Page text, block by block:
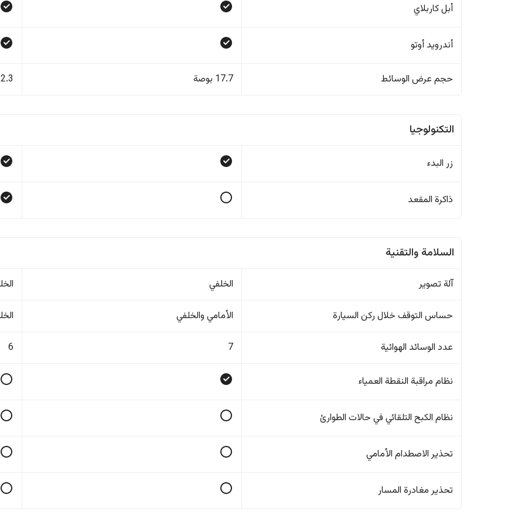
أبل كاربلاي
أندرويد أوتو
حجم عرض الوسائط 17.7 بوصة 12.3
التكنولوجيا
زر البدء
ذاكرة المقعد
السلامة والتقنية
آلة تصوير الخلفي
حساس التوقف خلال ركن السيارة الأمامي والخلفي
عدد الوسائد الهوائية 7
6
نظام مراقبة النقطة العمياء
نظام الكبح التلقائي في حالات الطوارئ
تحذير الاصطدام الأمامي
تحذير مغادرة المسار